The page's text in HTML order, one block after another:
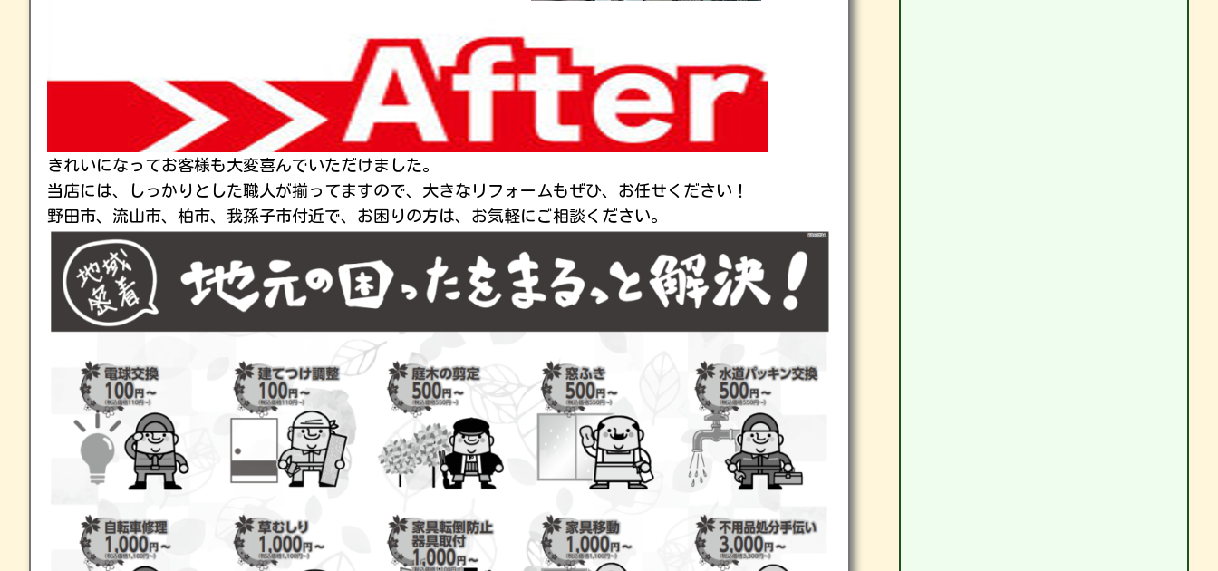
きれいになってお客様も大変喜んでいただけました。
当店には、しっかりとした職人が揃ってますので、大きなリフォームもぜひ、お任せください！
野田市、流山市、柏市、我孫子市付近で、お困りの方は、お気軽にご相談ください。